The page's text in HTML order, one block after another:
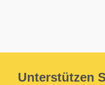
Unterstützen